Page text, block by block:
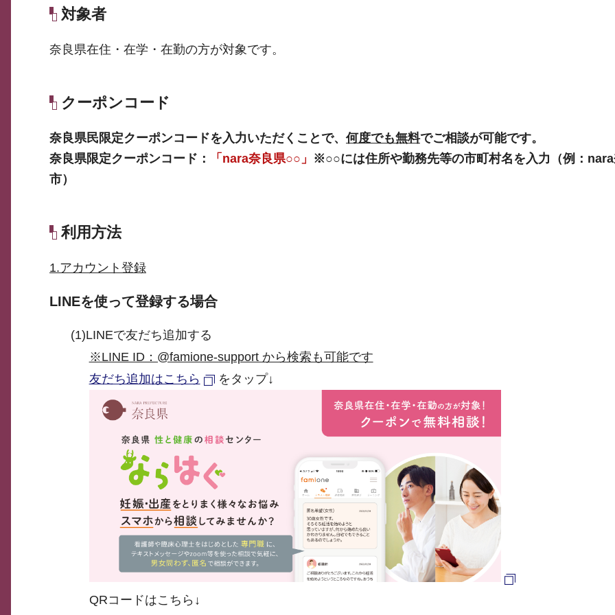
対象者
奈良県在住・在学・在勤の方が対象です。
クーポンコード
奈良県民限定クーポンコードを入力いただくことで、 何度でも無料でご相談が可能です。
奈良県限定クーポンコード：
「nara奈良県○○」 ※○○には住所や勤務先等の市町村名を入力（例：nara
市）
利用方法
1.アカウント登録
LINEを使って登録する場合
(1)LINEで友だち追加する
※LINE ID：@famione-support から検索も可能です
友だち追加はこちら
をタップ↓
QRコードはこちら↓